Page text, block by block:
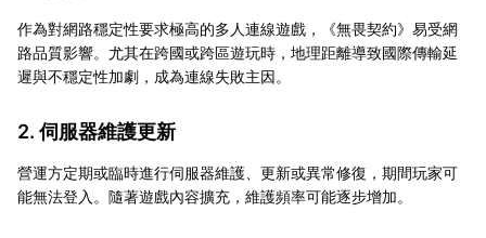
作為對網路穩定性要求極高的多人連線遊戲，《無畏契約》易受網
路品質影響。尤其在跨國或跨區遊玩時，地理距離導致國際傳輸延
遲與不穩定性加劇，成為連線失敗主因。
2. 伺服器維護更新
營運方定期或臨時進行伺服器維護、更新或異常修復，期間玩家可
能無法登入。隨著遊戲內容擴充，維護頻率可能逐步增加。